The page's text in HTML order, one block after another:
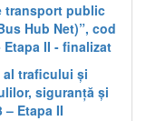
transport public
Hub Net)”, cod
Etapa II - finalizat
al traficului și
siguranță și
– Etapa II